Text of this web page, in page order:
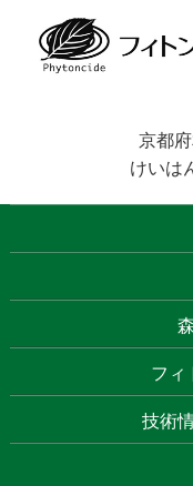
京都
けいは
フィ
技術